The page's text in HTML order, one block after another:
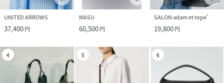
UNITED ARROWS
37,400円
MASU
60,500円
SALON adam et rope'
19,800円
4 5 6